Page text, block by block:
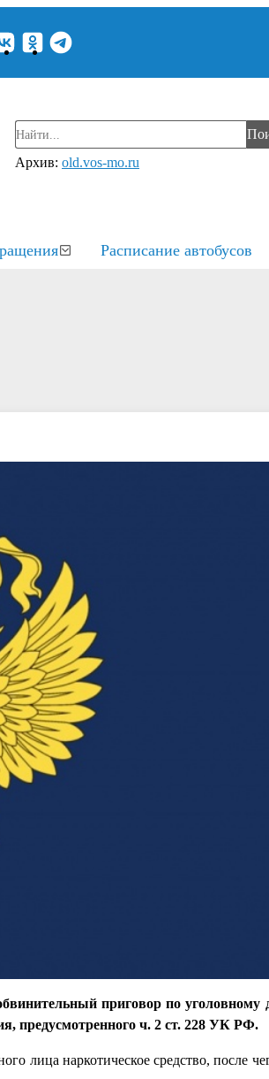
Архив: old.vos-mo.ru
Расписание автобусов
приговор по уголовному
предусмотренного ч. 2 ст. 228 УК РФ.
лица наркотическое средство, после